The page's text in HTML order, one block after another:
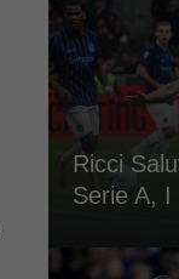
Ricci
Serie A, I